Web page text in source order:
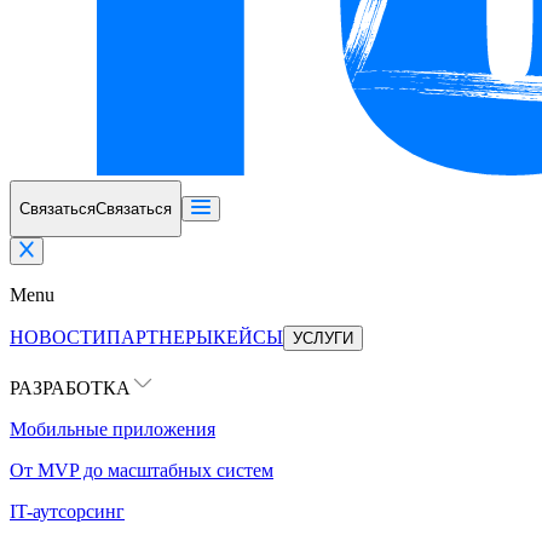
СвязатьсяСвязаться
Menu
НОВОСТИПАРТНЕРЫКЕЙСЫ УСЛУГИ
РАЗРАБОТКА
Мобильные приложения
От MVP до масштабных систем
IT-аутсорсинг